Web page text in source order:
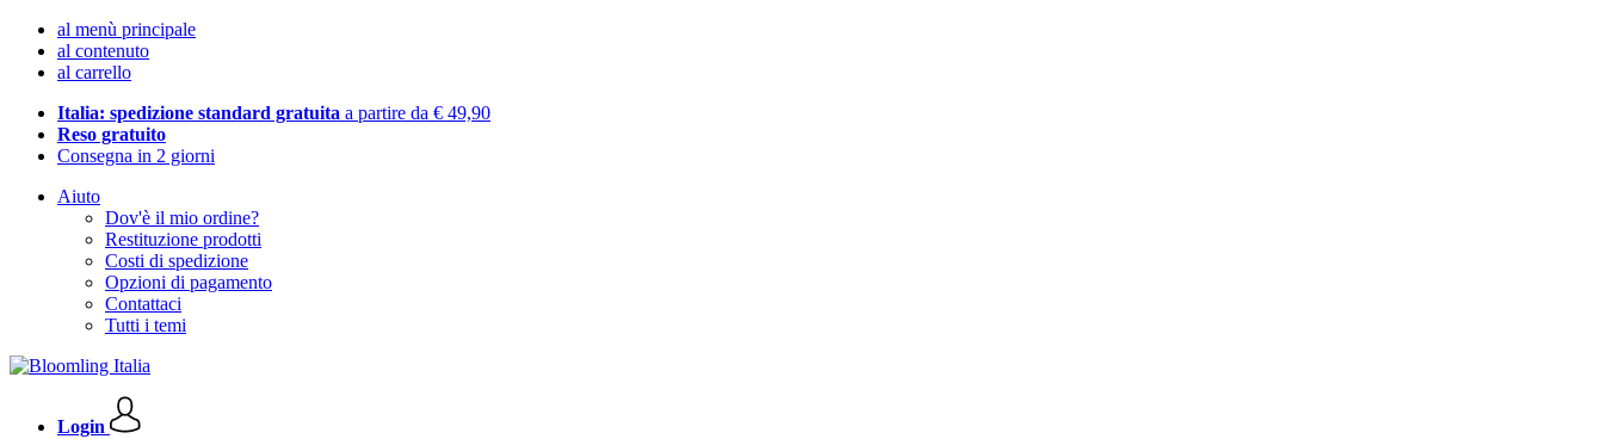
al menù principale
al contenuto
al carrello
Italia: spedizione standard gratuita a partire da € 49,90
Reso gratuito
Consegna in 2 giorni
Aiuto
Dov'è il mio ordine?
Restituzione prodotti
Costi di spedizione
Opzioni di pagamento
Contattaci
Tutti i temi
Login